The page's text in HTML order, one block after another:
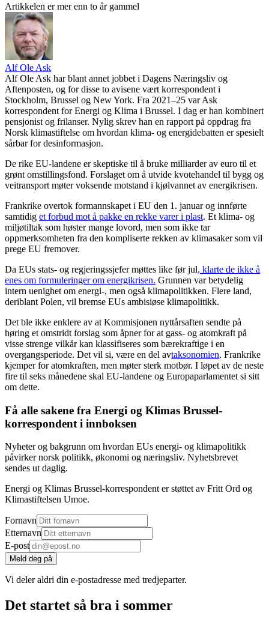
Artikkelen er mer enn to år gammel
Alf Ole Ask
Alf Ole Ask har blant annet jobbet i Dagens Næringsliv og
Aftenposten, og for disse to avisene vært korrespondent i
Stockholm, Brussel og New York. Fra 2021–25 var Ask
korrespondent for Energi og Klima i Brussel. I dag er han kombinert
pensjonist og frilanser. Nylig skrev han en rapport på oppdrag fra
Norsk klimastiftelse om hvordan klima- og energidebatten er spesielt
sårbar for desinformasjon.
De rike EU-landene er skeptiske til å bruke milliarder av euro til et
grønt omstillingsfond. Forslaget om å utvide kvotehandel til bygg og
veitransport møter voksende motstand i kjølvannet av energikrisen.
Frankrike overtok formannskapet i EU den 1. januar og innførte
samtidig et forbud mot å pakke en rekke varer i plast. Et klima- og
miljøtiltak som høster mange lovord, men som ikke tar
oppmerksomheten fra den kompliserte rekken av klimasaker som vil
prege EU fremover.
Da EUs stats- og regjeringssjefer møttes like før jul, klarte de ikke å
enes om formuleringer om energikrisen. Grunnen var betydelig
intern uenighet om energi-, men også klimapolitikken. Flere land,
deriblant Polen, vil bremse EUs ambisiøse klimapolitikk.
Det ble ikke enklere av at Kommisjonen nyttårsaften sendte på
høring et omstridt forslag som åpner for at gass- og atomkraft på
visse strenge vilkår kan klassifiseres som bærekraftige i en
overgangsperiode. Det vil si, være en del avtaksonomien. Frankrike
kjemper for atomkraften, men møter sterk motbør. I løpet av de neste
fire til seks månedene skal EU-landene og Europaparlamentet si sitt
om dette.
Få alle sakene fra Energi og Klimas Brussel-
korrespondent i innboksen
Nyheter og bakgrunn om hvordan EUs energi- og klimapolitikk
påvirker norsk politikk, økonomi og næringsliv. Nyhetsbrevet
sendes ut daglig.
Energi og Klimas Brussel-korrespondent er støttet av Fritt Ord og
Klimastiftelsen Umoe.
Fornavn
Etternavn
E-post
Meld deg på
Vi deler aldri din e-postadresse med tredjeparter.
Det startet så bra i sommer